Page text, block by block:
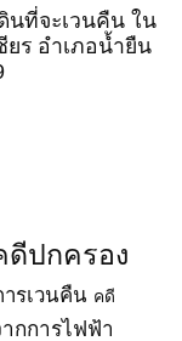
นที่จะเวนคืน ใน
ร อำเภอน้ำยืน
ดีปกครอง
รเวนคืน คดี
กการไฟฟ้า